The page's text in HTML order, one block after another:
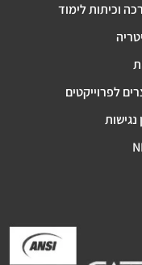
וכיתות לימוד
לפרוייקטים
נגישות